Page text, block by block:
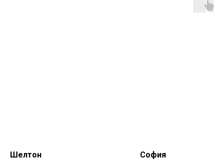
Шелтон София